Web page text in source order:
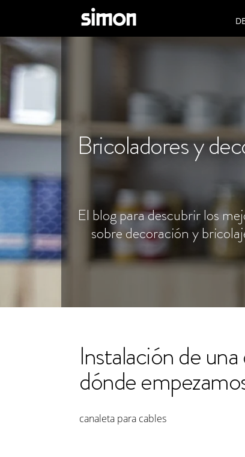
Bricoladores y
El blog para descubrir los
sobre decoración y
Instalación de
dónde
canaleta para cables